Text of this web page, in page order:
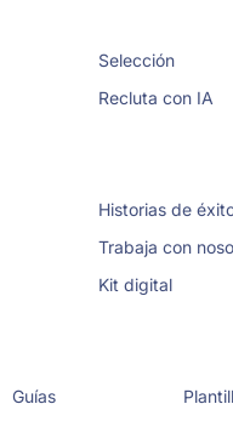
Selección
Recluta con IA
Historias de
Trabaja con
Kit digital
Guías